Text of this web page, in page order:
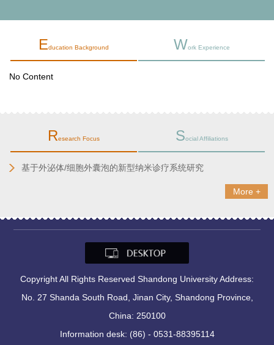
Education Background Work Experience
No Content
Research Focus Social Affiliations
基于外泌体/细胞外囊泡的新型纳米诊疗系统研究
More +
Copyright All Rights Reserved Shandong University Address:
No. 27 Shanda South Road, Jinan City, Shandong Province,
China: 250100
Information desk: (86) - 0531-88395114